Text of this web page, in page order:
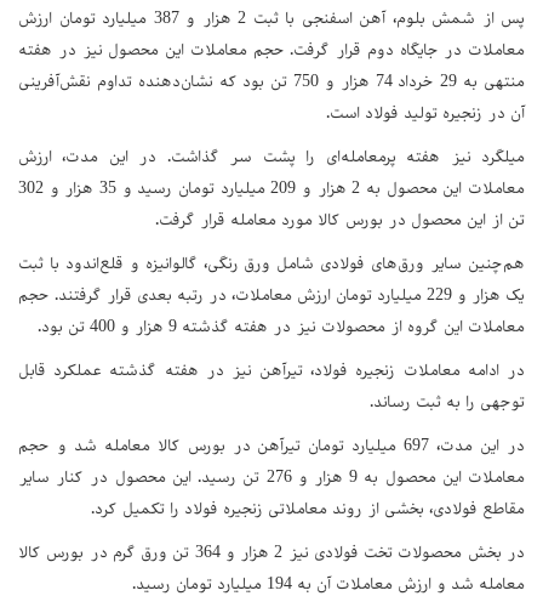
پس از شمش بلوم، آهن اسفنجی با ثبت 2 هزار و 387 میلیارد تومان ارزش
معاملات در جایگاه دوم قرار گرفت. حجم معاملات این محصول نیز در هفته
منتهی به 29 خرداد 74 هزار و 750 تن بود که نشان‌دهنده تداوم نقش‌آفرینی
آن در زنجیره تولید فولاد است.
میلگرد نیز هفته پرمعامله‌ای را پشت سر گذاشت. در این مدت، ارزش
معاملات این محصول به 2 هزار و 209 میلیارد تومان رسید و 35 هزار و 302
تن از این محصول در بورس کالا مورد معامله قرار گرفت.
هم‌چنین سایر ورق‌های فولادی شامل ورق رنگی، گالوانیزه و قلع‌اندود با ثبت
یک هزار و 229 میلیارد تومان ارزش معاملات، در رتبه بعدی قرار گرفتند. حجم
معاملات این گروه از محصولات نیز در هفته گذشته 9 هزار و 400 تن بود.
در ادامه معاملات زنجیره فولاد، تیرآهن نیز در هفته گذشته عملکرد قابل
توجهی را به ثبت رساند.
در این مدت، 697 میلیارد تومان تیرآهن در بورس کالا معامله شد و حجم
معاملات این محصول به 9 هزار و 276 تن رسید. این محصول در کنار سایر
مقاطع فولادی، بخشی از روند معاملاتی زنجیره فولاد را تکمیل کرد.
در بخش محصولات تخت فولادی نیز 2 هزار و 364 تن ورق گرم در بورس کالا
معامله شد و ارزش معاملات آن به 194 میلیارد تومان رسید.